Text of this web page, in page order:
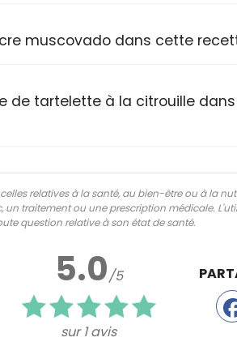
muscovado dans cette
de tartelette à la citrouille
relatives à la santé, au bien-être ou à la
traitement ou une prescription médicale.
question relative à son état de santé.
5.0/5
sur 1 avis